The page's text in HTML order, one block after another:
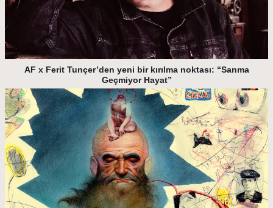
AF x Ferit Tunçer’den yeni bir kırılma noktası: “Sanma
Geçmiyor Hayat”